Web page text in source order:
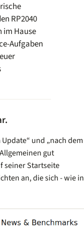
RP2040
im Hause
Aufgaben
und „nach dem
gut
seiner Startseite
an, die sich - wie in